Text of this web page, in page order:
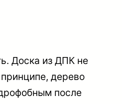
. Доска из ДПК не
дерево
после